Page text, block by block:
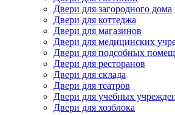
Двери для загородного дома
Двери для коттеджа
Двери для магазинов
Двери для медицинских
Двери для подсобных
Двери для ресторанов
Двери для склада
Двери для театров
Двери для учебных
Двери для хозблока